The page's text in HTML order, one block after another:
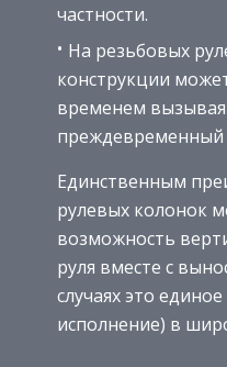
частности.
На резьбовых
конструкции
временем
преждевременный
Единственным
рулевых колонок
возможность
руля вместе с
случаях это
исполнение) в